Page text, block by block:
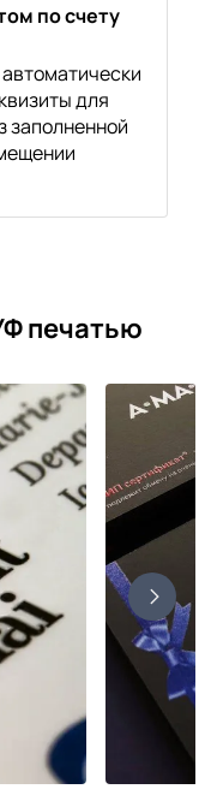
по счету
для
заполненной
печатью